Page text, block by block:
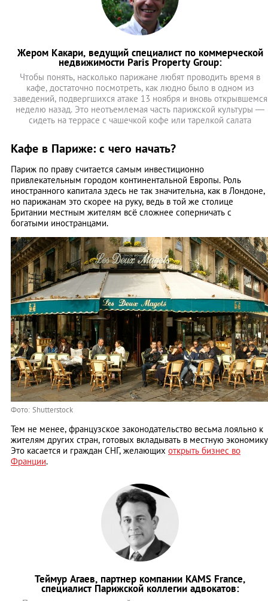
Жером Какари, ведущий специалист по коммерческой
недвижимости Paris Property Group:
Чтобы понять, насколько парижане любят проводить время в
кафе, достаточно посмотреть, как людно было в одном из
заведений, подвергшихся атаке 13 ноября и вновь открывшемся
неделю назад. Это неотъемлемая часть парижской культуры —
сидеть на террасе с чашечкой кофе или тарелкой салата
Кафе в Париже: с чего начать?
Париж по праву считается самым инвестиционно
привлекательным городом континентальной Европы. Роль
иностранного капитала здесь не так значительна, как в Лондоне,
но парижанам это скорее на руку, ведь в той же столице
Британии местным жителям всё сложнее соперничать с
богатыми иностранцами.
Фото: Shutterstock
Тем не менее, французское законодательство весьма лояльно к
жителям других стран, готовых вкладывать в местную
Это касается и граждан СНГ, желающих открыть бизнес во
Франции.
Теймур Агаев, партнер компании KAMS France,
специалист Парижской коллегии адвокатов: